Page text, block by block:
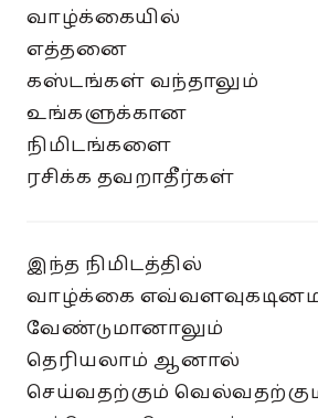
வாழ்க்கையில்
எத்தனை
கஸ்டங்கள் வந்தாலும்
உங்களுக்கான
நிமிடங்களை
ரசிக்க தவறாதீர்கள்
இந்த நிமிடத்தில்
வாழ்க்கை
வேண்டுமானாலும்
தெரியலாம் ஆனால்
செய்வதற்கும்